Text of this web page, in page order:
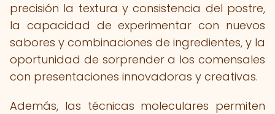
precisión la textura y consistencia del postre,
la capacidad de experimentar con nuevos
sabores y combinaciones de ingredientes, y la
oportunidad de sorprender a los comensales
con presentaciones innovadoras y creativas.
Además, las técnicas moleculares permiten